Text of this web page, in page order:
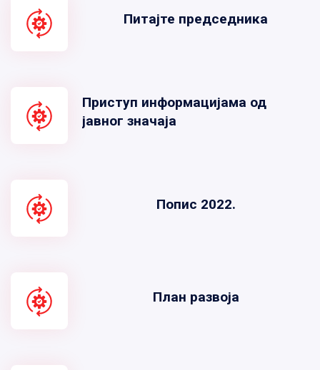
Питајте председника
Приступ информацијама од
јавног значаја
Попис 2022.
План развоја